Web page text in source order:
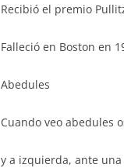
Recibió el premio
Falleció en Boston en
Abedules
Cuando veo abedules
y a izquierda, ante